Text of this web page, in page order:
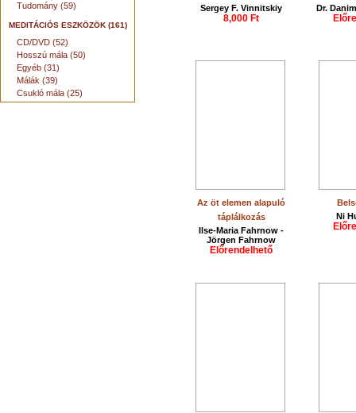
Tudomány (59)
MEDITÁCIÓS ESZKÖZÖK (161)
CD/DVD (52)
Hosszú mála (50)
Egyéb (31)
Málák (39)
Csukló mála (25)
Sergey F. Vinnitskiy
8,000 Ft
Dr.
Az öt elemen alapuló
táplálkozás
Ilse-Maria Fahrnow -
Jörgen Fahrnow
Előrendelhető
Ni